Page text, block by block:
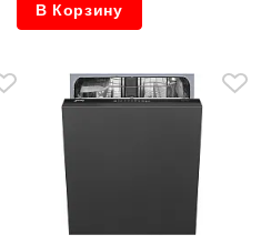
В Корзину